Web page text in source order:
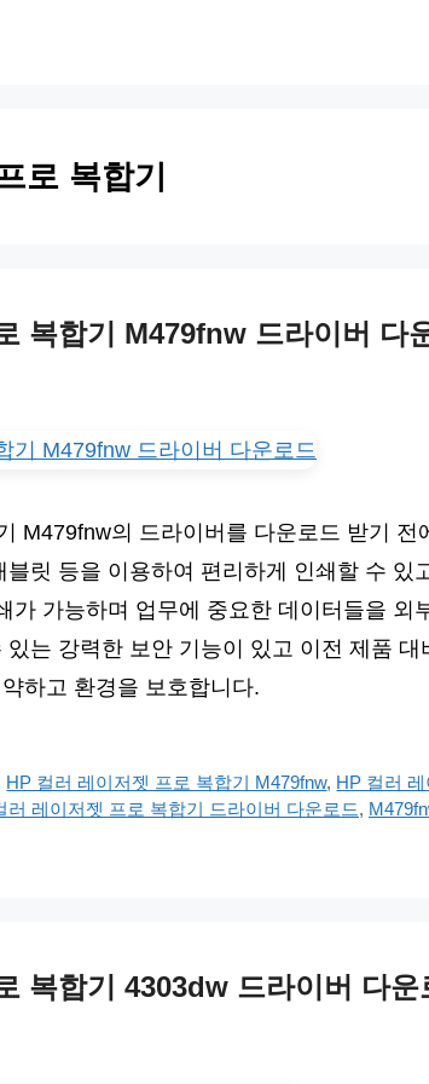
로 복합기
복합기 M479fnw 드라이버 다
M479fnw의 드라이버를 다운로드 받기 전
릿 등을 이용하여 편리하게 인쇄할 수 있
가 가능하며 업무에 중요한 데이터들을 외
있는 강력한 보안 기능이 있고 이전 제품
하고 환경을 보호합니다.
HP 컬러 레이저젯 프로 복합기 M479fnw, HP 컬러
러 레이저젯 프로 복합기 드라이버 다운로드,
복합기 4303dw 드라이버 다운